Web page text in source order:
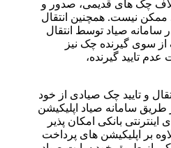
خلاف چک های قدیمی، صدور و
نیست. همچنین انتقال
سامانه صیاد توسط انتقال
از سوی گیرنده چک نیز
تایید گیرنده،
و تایید چک صیادی از خود
طریق سامانه صیاد اپلیکیشن
بانکی امکان پذیر
بر اپلیکیشن های پرداخت